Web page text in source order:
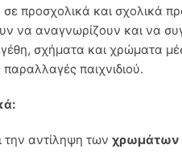
προσχολικά και σχολικά
να αναγνωρίζουν και να
σχήματα και χρώματα
παιχνιδιού.
την αντίληψη των χρωμάτων